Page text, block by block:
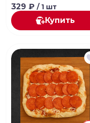
329 ₽ / 1 шт
Купить